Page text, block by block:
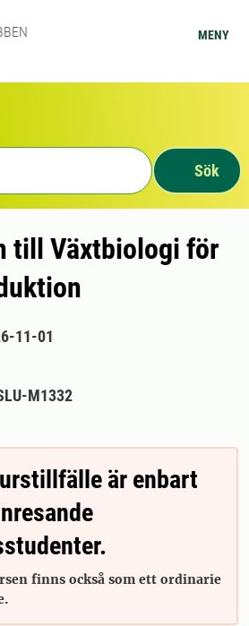
MENY
Sök
till Växtbiologi för
11-01
M1332
är enbart
finns också som ett ordinarie